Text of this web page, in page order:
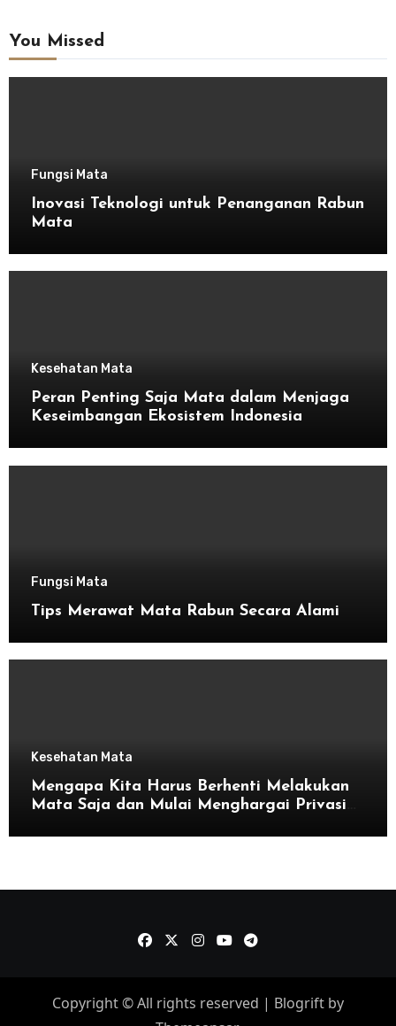
You Missed
Fungsi Mata
Inovasi Teknologi untuk Penanganan Rabun
Mata
Kesehatan Mata
Peran Penting Saja Mata dalam Menjaga
Keseimbangan Ekosistem Indonesia
Fungsi Mata
Tips Merawat Mata Rabun Secara Alami
Kesehatan Mata
Mengapa Kita Harus Berhenti Melakukan
Mata Saja dan Mulai Menghargai Privasi
Copyright © All rights reserved | Blogrift by